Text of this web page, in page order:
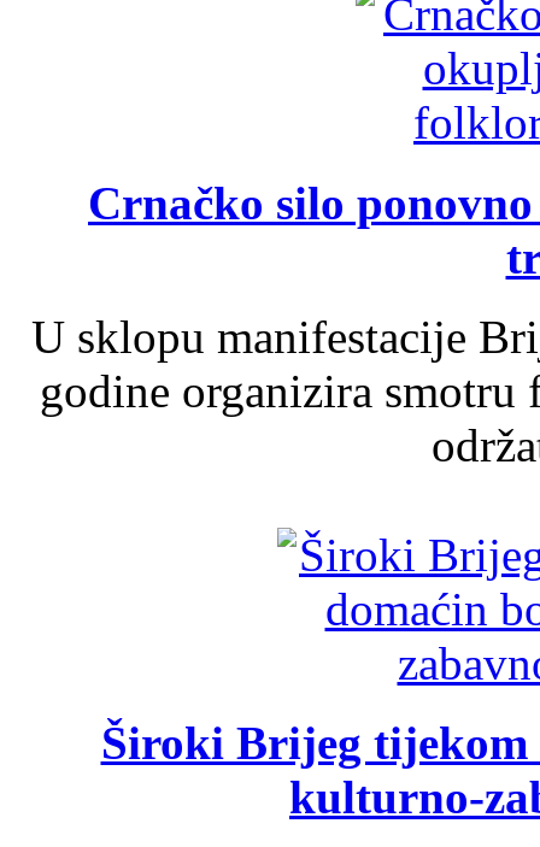
Crnačko silo
U sklopu manifestacije
godine organizira
Široki Brijeg tijekom
kulturno-